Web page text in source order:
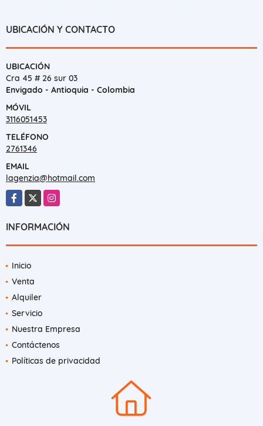
UBICACIÓN
Cra 45 # 26 sur 03
Envigado - Antioquia - Colombia
MÓVIL
3116051453
TELÉFONO
2761346
EMAIL
lagenzia@hotmail.com
Inicio
Venta
Alquiler
Servicio
Nuestra Empresa
Contáctenos